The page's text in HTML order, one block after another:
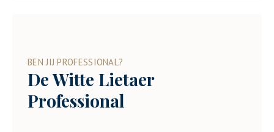
BEN JIJ PROFESSIONAL?
De Witte Lietaer
Professional